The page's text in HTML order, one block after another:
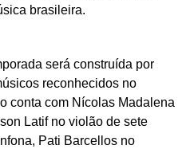
brasileira.
será construída por
reconhecidos no
conta com Nícolas Madalena
Latif no violão de sete
Pati Barcellos no